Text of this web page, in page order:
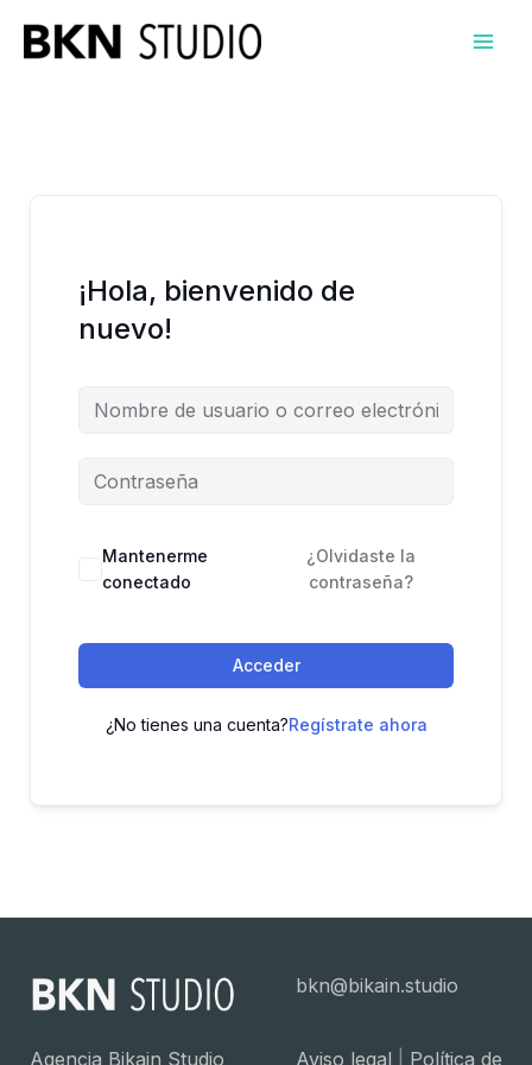
¡Hola, bienvenido de
nuevo!
Mantenerme
conectado
¿Olvidaste la
contraseña?
Acceder
¿No tienes una cuenta?Regístrate ahora
bkn@bikain.studio
Agencia Bikain Studio Aviso legal Política de